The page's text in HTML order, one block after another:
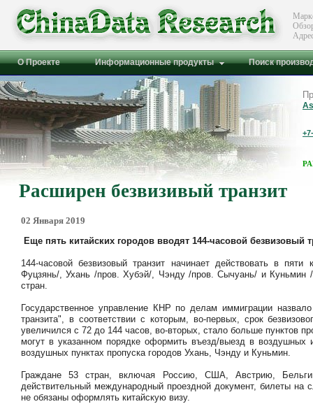
О Проекте Информационные продукты Поиск
Расширен безвизивый транзит
02 Января 2019
Еще пять китайских городов вводят 144-часовой безвизовый
144-часовой безвизовый транзит начинает действовать в
Фуцзянь/, Ухань /пров. Хубэй/, Чэнду /пров. Сычуань/ и
стран.
Государственное управление КНР по делам иммиграции
транзита", в соответствии с которым, во-первых, срок
увеличился с 72 до 144 часов, во-вторых, стало больше пунктов
могут в указанном порядке оформить въезд/выезд в
воздушных пунктах пропуска городов Ухань, Чэнду и Куньмин.
Граждане 53 стран, включая Россию, США, Австрию,
действительный международный проездной документ, билеты
не обязаны оформлять китайскую визу.